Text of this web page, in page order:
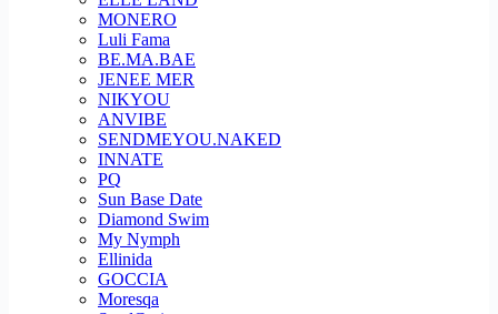
MONERO
Luli Fama
BE.MA.BAE
JENEE MER
NIKYOU
ANVIBE
SENDMEYOU.NAKED
INNATE
PQ
Sun Base Date
Diamond Swim
My Nymph
Ellinida
GOCCIA
Moresqa